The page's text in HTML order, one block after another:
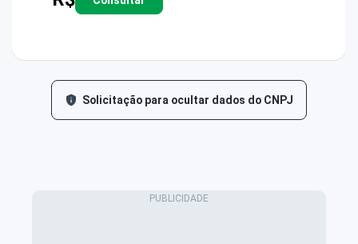
Solicitação para ocultar dados do CNPJ